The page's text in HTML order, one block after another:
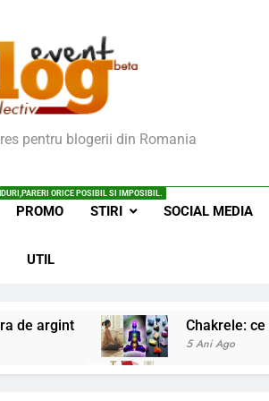
Si Despre
pentru blogerii din Romania
ORICE POSIBIL SI IMPOSIBIL.
PROMO STIRI SOCIAL MEDIA
UTIL
de argint Chakrele:
5 Ani Ago
meu Ce spun